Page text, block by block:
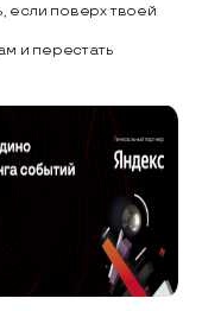
если поверх твоей
и перестать